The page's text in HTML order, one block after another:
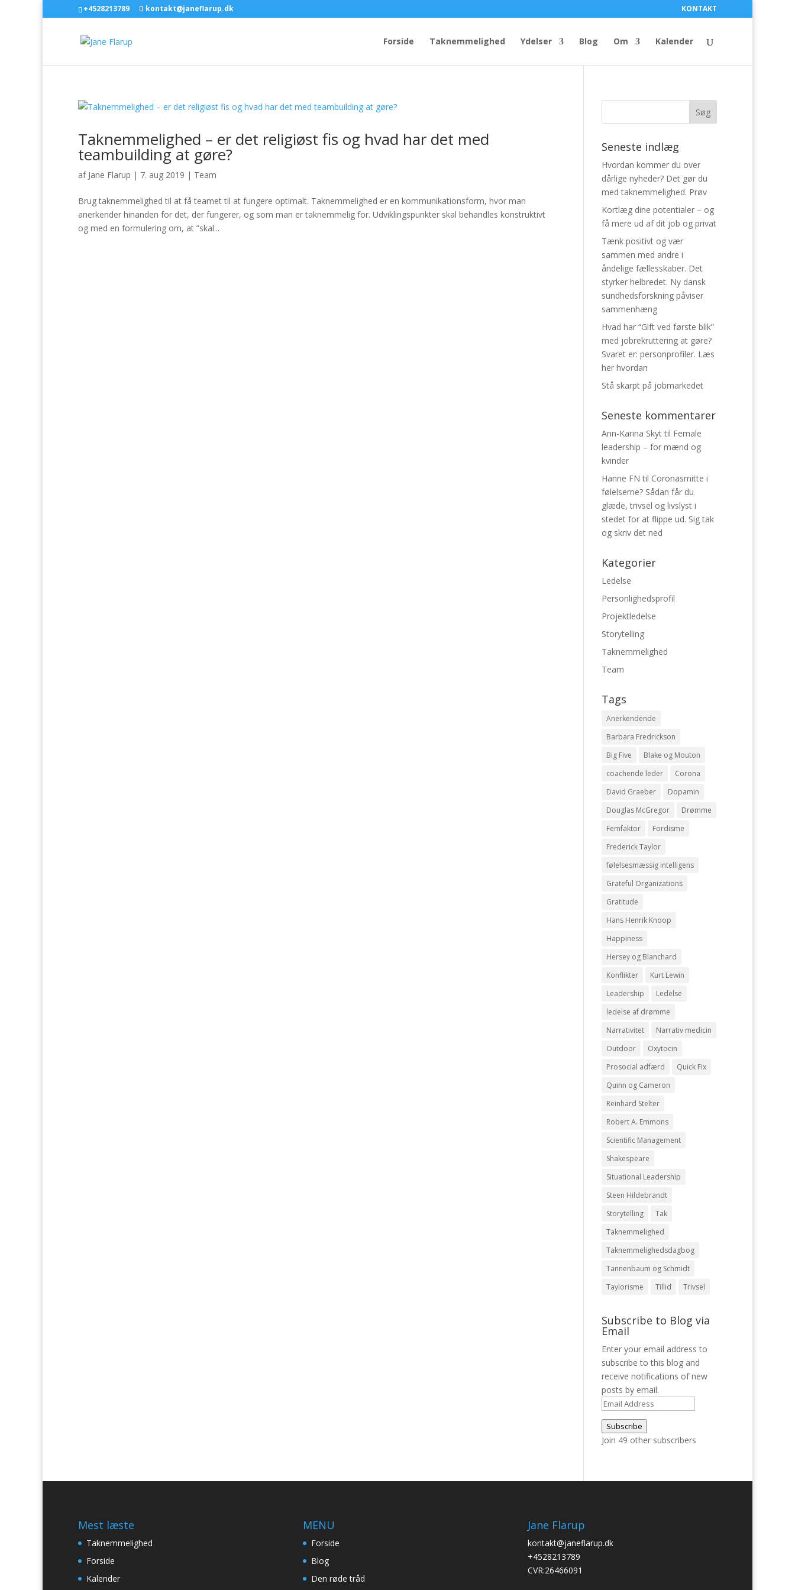
+4528213789 kontakt@janeflarup.dk KONTAKT
Forside Taknemmelighed Ydelser Blog Om Kalender
Taknemmelighed – er det religiøst fis og hvad har det med
teambuilding at gøre?
af Jane Flarup | 7. aug 2019 | Team
Brug taknemmelighed til at få teamet til at fungere optimalt. Taknemmelighed er en kommunikationsform, hvor man
anerkender hinanden for det, der fungerer, og som man er taknemmelig for. Udviklingspunkter skal behandles konstruktivt
og med en formulering om, at ”skal...
Seneste indlæg
Hvordan kommer du over
dårlige nyheder? Det gør du
med taknemmelighed. Prøv
Kortlæg dine potentialer – og
få mere ud af dit job og privat
Tænk positivt og vær
sammen med andre i
åndelige fællesskaber. Det
styrker helbredet. Ny dansk
sundhedsforskning påviser
sammenhæng
Hvad har “Gift ved første blik”
med jobrekruttering at gøre?
Svaret er: personprofiler. Læs
her hvordan
Stå skarpt på jobmarkedet
Seneste kommentarer
Ann-Karina Skyttil Female
leadership – for mænd og
kvinder
Hanne FN til Coronasmitte i
følelserne? Sådan får du
glæde, trivsel og livslyst i
stedet for at flippe ud. Sig tak
og skriv det ned
Kategorier
Ledelse
Personlighedsprofil
Projektledelse
Storytelling
Taknemmelighed
Team
Tags
Anerkendende
Barbara Fredrickson
Big Five
Blake og Mouton
coachende leder
Corona
David Graeber
Dopamin
Douglas McGregor
Drømme
Femfaktor
Fordisme
Frederick Taylor
følelsesmæssig intelligens
Grateful Organizations
Gratitude
Hans Henrik Knoop
Happiness
Hersey og Blanchard
Konflikter
Kurt Lewin
Leadership
Ledelse
ledelse af drømme
Narrativitet
Narrativ medicin
Outdoor
Oxytocin
Prosocial adfærd
Quick Fix
Quinn og Cameron
Reinhard Stelter
Robert A. Emmons
Scientific Management
Shakespeare
Situational Leadership
Steen Hildebrandt
Storytelling
Tak
Taknemmelighed
Taknemmelighedsdagbog
Tannenbaum og Schmidt
Taylorisme
Tillid Trivsel
Subscribe to Blog via
Email
Enter your email address to
subscribe to this blog and
receive notifications of new
posts by email.
Email
Address
Subscribe
Join 49 other subscribers
Mest læste
Taknemmelighed
Forside
Kalender
MENU
Forside
Blog
Den røde tråd
Jane Flarup
kontakt@janeflarup.dk
+4528213789
CVR:26466091